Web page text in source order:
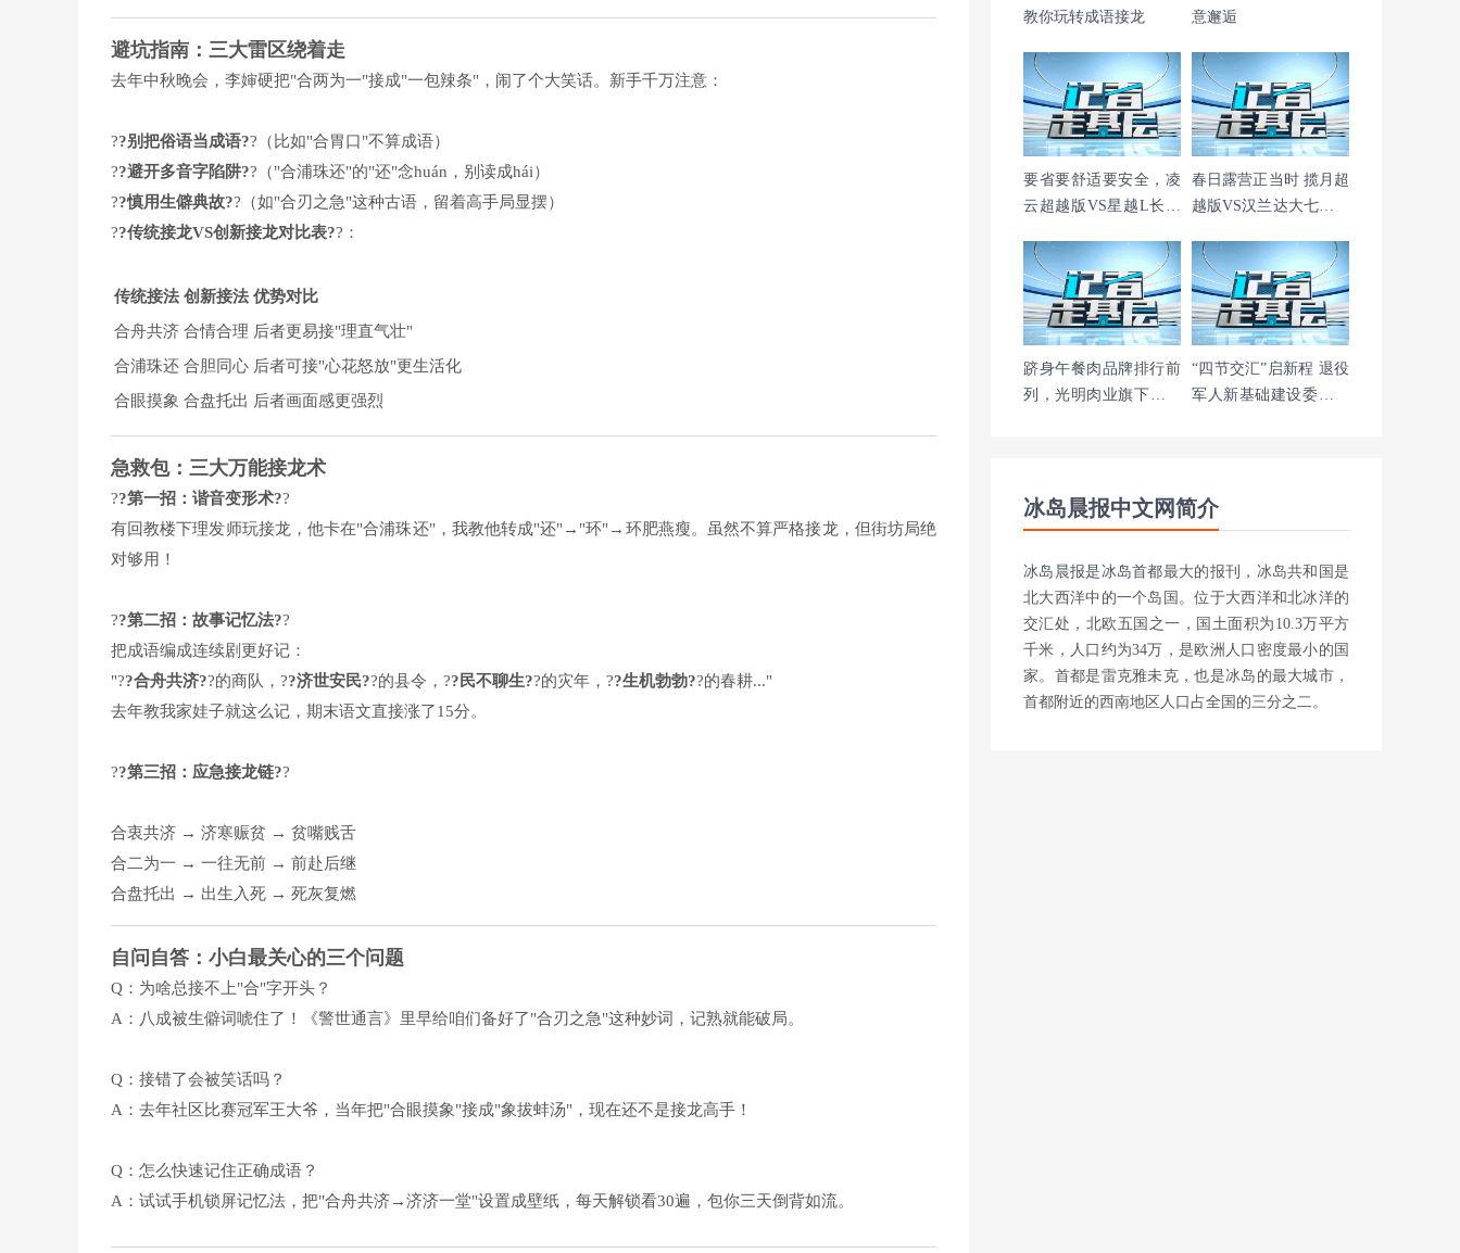
避坑指南：三大雷区绕着走
去年中秋晚会，李婶硬把"合两为一"接成"一包辣条"，闹了个大笑话。新手千万注意：
??别把俗语当成语??（比如"合胃口"不算成语）
??避开多音字陷阱??（"合浦珠还"的"还"念huán，别读成hái）
??慎用生僻典故??（如"合刃之急"这种古语，留着高手局显摆）
??传统接龙VS创新接龙对比表??：
传统接法 创新接法 优势对比
合舟共济 合情合理 后者更易接"理直气壮"
合浦珠还 合胆同心 后者可接"心花怒放"更生活化
合眼摸象 合盘托出 后者画面感更强烈
急救包：三大万能接龙术
??第一招：谐音变形术??
有回教楼下理发师玩接龙，他卡在"合浦珠还"，我教他转成"还"→"环"→环肥燕瘦。虽然不算严格接龙，但街坊局绝
对够用！
??第二招：故事记忆法??
把成语编成连续剧更好记：
"??合舟共济??的商队，??济世安民??的县令，??民不聊生??的灾年，??生机勃勃??的春耕..."
去年教我家娃子就这么记，期末语文直接涨了15分。
??第三招：应急接龙链??
合衷共济 → 济寒赈贫 → 贫嘴贱舌
合二为一 → 一往无前 → 前赴后继
合盘托出 → 出生入死 → 死灰复燃
自问自答：小白最关心的三个问题
Q：为啥总接不上"合"字开头？
A：八成被生僻词唬住了！《警世通言》里早给咱们备好了"合刃之急"这种妙词，记熟就能破局。
Q：接错了会被笑话吗？
A：去年社区比赛冠军王大爷，当年把"合眼摸象"接成"象拔蚌汤"，现在还不是接龙高手！
Q：怎么快速记住正确成语？
A：试试手机锁屏记忆法，把"合舟共济→济济一堂"设置成壁纸，每天解锁看30遍，包你三天倒背如流。
教你玩转成语接龙
意邂逅
要省要舒适要安全，凌
云超越版VS星越L长风
春日露营正当时 揽月超
越版VS汉兰达大七座怎
跻身午餐肉品牌排行前
列，光明肉业旗下上海
“四节交汇”启新程 退役
军人新基础建设委员会
冰岛晨报中文网简介
冰岛晨报是冰岛首都最大的报刊，冰岛共和国是
北大西洋中的一个岛国。位于大西洋和北冰洋的
交汇处，北欧五国之一，国土面积为10.3万平方
千米，人口约为34万，是欧洲人口密度最小的国
家。首都是雷克雅未克，也是冰岛的最大城市，
首都附近的西南地区人口占全国的三分之二。